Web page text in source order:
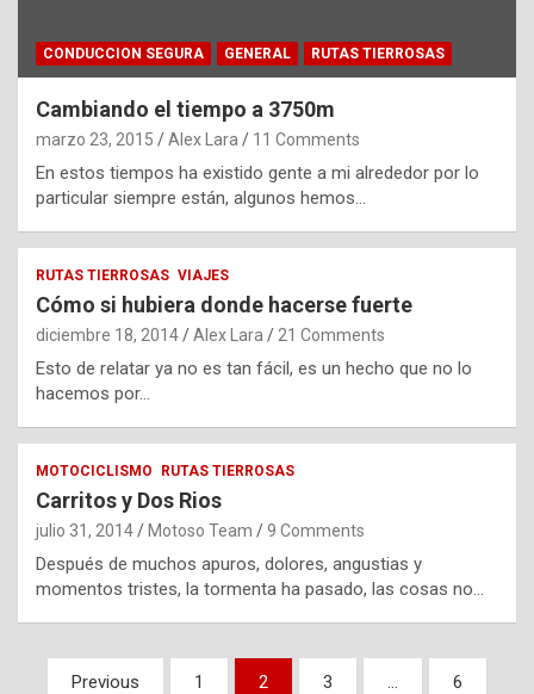
CONDUCCION SEGURA GENERAL RUTAS TIERROSAS
Cambiando el tiempo a 3750m
marzo 23, 2015 Alex Lara 11 Comments
En estos tiempos ha existido gente a mi alrededor por lo
particular siempre están, algunos hemos…
RUTAS TIERROSAS VIAJES
Cómo si hubiera donde hacerse fuerte
diciembre 18, 2014 Alex Lara 21 Comments
Esto de relatar ya no es tan fácil, es un hecho que no lo
hacemos por…
MOTOCICLISMO RUTAS TIERROSAS
Carritos y Dos Rios
julio 31, 2014 Motoso Team 9 Comments
Después de muchos apuros, dolores, angustias y
momentos tristes, la tormenta ha pasado, las cosas no…
Navegación
Previous 1 2 3 … 6